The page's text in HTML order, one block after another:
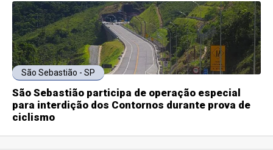
São Sebastião - SP
São Sebastião participa de operação especial
para interdição dos Contornos durante prova de
ciclismo